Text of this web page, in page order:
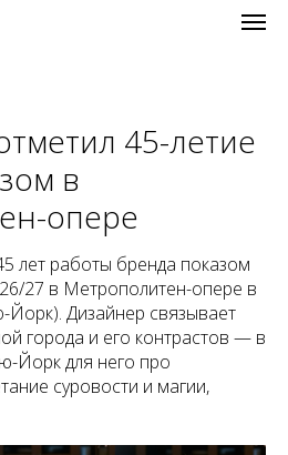
45-летие
в
опере
лет работы бренда показом
27 в Метрополитен-опере в
Дизайнер связывает
города и его контрастов — в
Йорк для него про
суровости и магии,